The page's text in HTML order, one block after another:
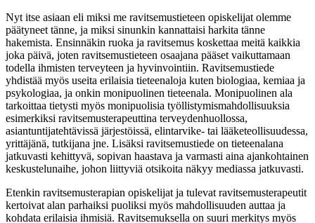
Nyt itse asiaan eli miksi me ravitsemustieteen opiskelijat olemme
päätyneet tänne, ja miksi sinunkin kannattaisi harkita tänne
hakemista. Ensinnäkin ruoka ja ravitsemus koskettaa meitä kaikkia
joka päivä, joten ravitsemustieteen osaajana pääset vaikuttamaan
todella ihmisten terveyteen ja hyvinvointiin. Ravitsemustiede
yhdistää myös useita erilaisia tieteenaloja kuten biologiaa, kemiaa ja
psykologiaa, ja onkin monipuolinen tieteenala. Monipuolinen ala
tarkoittaa tietysti myös monipuolisia työllistymismahdollisuuksia
esimerkiksi ravitsemusterapeuttina terveydenhuollossa,
asiantuntijatehtävissä järjestöissä, elintarvike- tai lääketeollisuudessa,
yrittäjänä, tutkijana jne. Lisäksi ravitsemustiede on tieteenalana
jatkuvasti kehittyvä, sopivan haastava ja varmasti aina ajankohtainen
keskustelunaihe, johon liittyviä otsikoita näkyy mediassa jatkuvasti.
Etenkin ravitsemusterapian opiskelijat ja tulevat ravitsemusterapeutit
kertoivat alan parhaiksi puoliksi myös mahdollisuuden auttaa ja
kohdata erilaisia ihmisiä. Ravitsemuksella on suuri merkitys myös